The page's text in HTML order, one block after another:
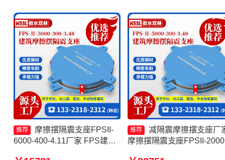
厂
350-3.81厂家
推荐
摩擦摆隔震支座FPSII-
6000-400-4.11厂家 FPS建筑
推荐
减隔震摩擦摆支座厂
摩擦摆隔震支座FPSII-